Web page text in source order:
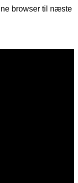
browser til næste